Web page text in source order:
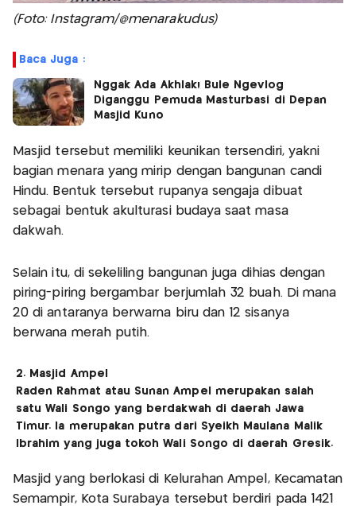
(Foto: Instagram/@menarakudus)
Baca Juga :
Nggak Ada Akhlak! Bule Ngevlog
Diganggu Pemuda Masturbasi di Depan
Masjid Kuno
Masjid tersebut memiliki keunikan tersendiri, yakni
bagian menara yang mirip dengan bangunan candi
Hindu. Bentuk tersebut rupanya sengaja dibuat
sebagai bentuk akulturasi budaya saat masa
dakwah.
Selain itu, di sekeliling bangunan juga dihias dengan
piring-piring bergambar berjumlah 32 buah. Di mana
20 di antaranya berwarna biru dan 12 sisanya
berwana merah putih.
2. Masjid Ampel
Raden Rahmat atau Sunan Ampel merupakan salah
satu Wali Songo yang berdakwah di daerah Jawa
Timur. Ia merupakan putra dari Syeikh Maulana Malik
Ibrahim yang juga tokoh Wali Songo di daerah Gresik.
Masjid yang berlokasi di Kelurahan Ampel, Kecamatan
Semampir, Kota Surabaya tersebut berdiri pada 1421